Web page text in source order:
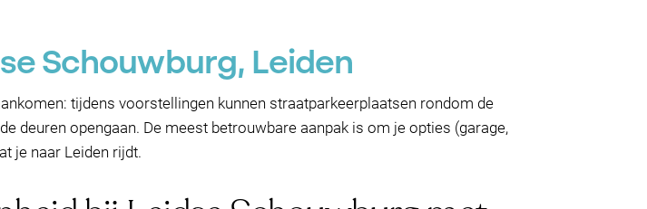
Schouwburg, Leiden
tijdens voorstellingen kunnen straatparkeerplaatsen rondom de
deuren opengaan. De meest betrouwbare aanpak is om je opties (garage,
je naar Leiden rijdt.